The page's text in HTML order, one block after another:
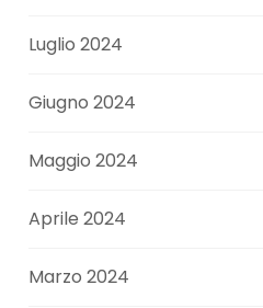
Luglio 2024
Giugno 2024
Maggio 2024
Aprile 2024
Marzo 2024